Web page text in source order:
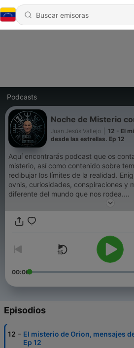
Podcasts
Noche de Misterio
Juan Jesús Vallejo
12 - El
desde las estrellas. Ep 12
Aquí encontrarás podcast que os
misterio, así como contenido sobre
redibujar los límites de la realidad.
ovnis, curiosidades, conspiraciones y
diferente del mundo que nos rodea.
Bienvenidos familia del misterio!
00:00
Episodios
12 - El misterio de Orion, mensajes
Ep 12